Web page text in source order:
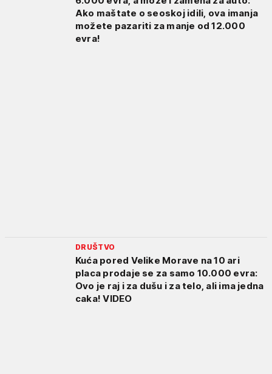
Ako maštate o seoskoj idili, ova imanja
možete pazariti za manje od 12.000
evra!
DRUŠTVO
Kuća pored Velike Morave na 10 ari
placa prodaje se za samo 10.000 evra:
Ovo je raj i za dušu i za telo, ali ima jedna
caka! VIDEO